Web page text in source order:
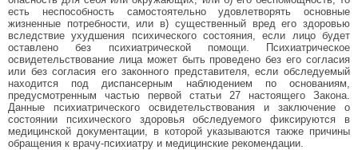
есть неспособность самостоятельно удовлетворять основные
жизненные потребности, или в) существенный вред его здоровью
вследствие ухудшения психического состояния, если лицо будет
оставлено без психиатрической помощи. Психиатрическое
освидетельствование лица может быть проведено без его согласия
или без согласия его законного представителя, если обследуемый
находится под диспансерным наблюдением по основаниям,
предусмотренным частью первой статьи 27 настоящего Закона.
Данные психиатрического освидетельствования и заключение о
состоянии психического здоровья обследуемого фиксируются в
медицинской документации, в которой указываются также причины
обращения к врачу-психиатру и медицинские рекомендации.